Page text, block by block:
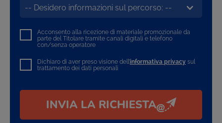
Acconsento alla ricezione di materiale promozionale da
parte del Titolare tramite canali digitali e telefono
con/senza operatore
Dichiaro di aver preso visione dell’informativa privacy sul
trattamento dei dati personali
INVIA LA RICHIESTA